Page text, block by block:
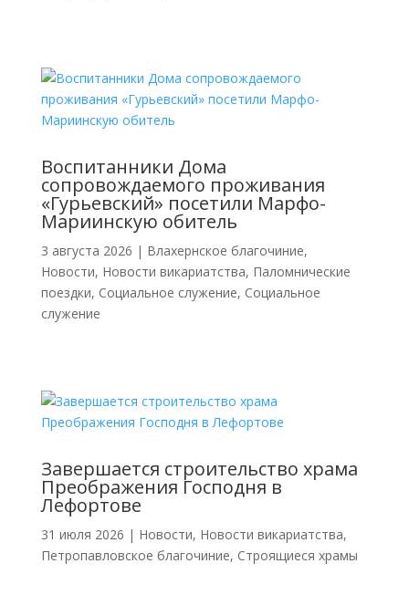
Воспитанники Дома
сопровождаемого проживания
«Гурьевский» посетили Марфо-
Мариинскую обитель
3 августа 2026 | Влахернское благочиние,
Новости, Новости викариатства, Паломнические
поездки, Социальное служение, Социальное
служение
Завершается строительство храма
Преображения Господня в
Лефортове
31 июля 2026 | Новости, Новости викариатства,
Петропавловское благочиние, Строящиеся храмы